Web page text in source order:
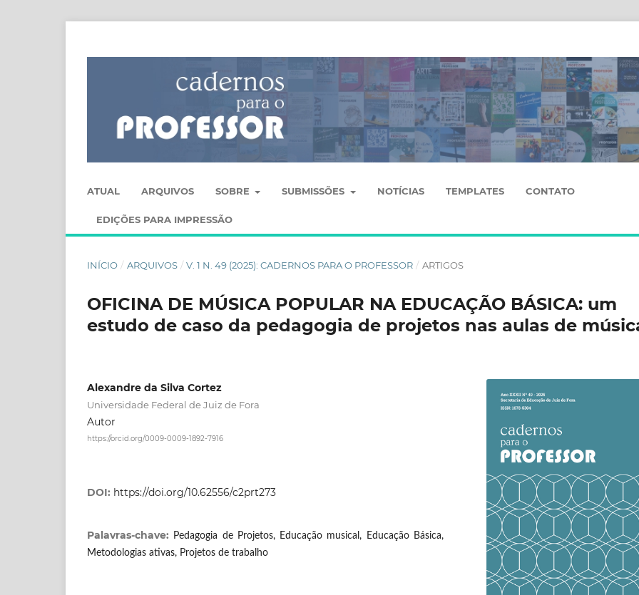
ATUAL ARQUIVOS SOBRE SUBMISSÕES NOTÍCIAS TEMPLATES CONTATO
EDIÇÕES PARA IMPRESSÃO
INÍCIO / ARQUIVOS / V. 1 N. 49 (2025): CADERNOS PARA O PROFESSOR / ARTIGOS
OFICINA DE MÚSICA POPULAR NA EDUCAÇÃO BÁSICA: um
estudo de caso da pedagogia de projetos nas aulas de
Alexandre da Silva Cortez
Universidade Federal de Juiz de Fora
Autor
https://orcid.org/0009-0009-1892-7916
DOI: https://doi.org/10.62556/c2prt273
Palavras-chave:
Pedagogia de Projetos, Educação musical, Educação Básica,
Metodologias ativas, Projetos de trabalho